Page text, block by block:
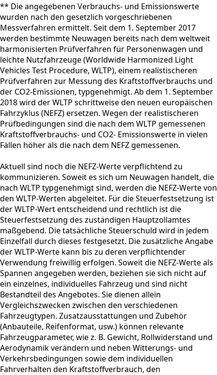
** Die angegebenen Verbrauchs- und Emissionswerte
wurden nach den gesetzlich vorgeschriebenen
Messverfahren ermittelt. Seit dem 1. September 2017
werden bestimmte Neuwagen bereits nach dem weltweit
harmonisierten Prüfverfahren für Personenwagen und
leichte Nutzfahrzeuge (Worldwide Harmonized Light
Vehicles Test Procedure, WLTP), einem realistischeren
Prüfverfahren zur Messung des Kraftstoffverbrauchs und
der CO2-Emissionen, typgenehmigt. Ab dem 1. September
2018 wird der WLTP schrittweise den neuen europäischen
Fahrzyklus (NEFZ) ersetzen. Wegen der realistischeren
Prüfbedingungen sind die nach dem WLTP gemessenen
Kraftstoffverbrauchs- und CO2- Emissionswerte in vielen
Fällen höher als die nach dem NEFZ gemessenen.
Aktuell sind noch die NEFZ-Werte verpflichtend zu
kommunizieren. Soweit es sich um Neuwagen handelt, die
nach WLTP typgenehmigt sind, werden die NEFZ-Werte von
den WLTP-Werten abgeleitet. Für die Steuerfestsetzung ist
der WLTP-Wert entscheidend und rechtlich ist die
Steuerfestsetzung des zuständigen Hauptzollamtes
maßgebend. Die tatsächliche Steuerschuld wird in jedem
Einzelfall durch dieses festgesetzt. Die zusätzliche Angabe
der WLTP-Werte kann bis zu deren verpflichtender
Verwendung freiwillig erfolgen. Soweit die NEFZ-Werte als
Spannen angegeben werden, beziehen sie sich nicht auf
ein einzelnes, individuelles Fahrzeug und sind nicht
Bestandteil des Angebotes. Sie dienen allein
Vergleichszwecken zwischen den verschiedenen
Fahrzeugtypen. Zusatzausstattungen und Zubehör
(Anbauteile, Reifenformat, usw.) können relevante
Fahrzeugparameter, wie z. B. Gewicht, Rollwiderstand und
Aerodynamik verändern und neben Witterungs- und
Verkehrsbedingungen sowie dem individuellen
Fahrverhalten den Kraftstoffverbrauch, den